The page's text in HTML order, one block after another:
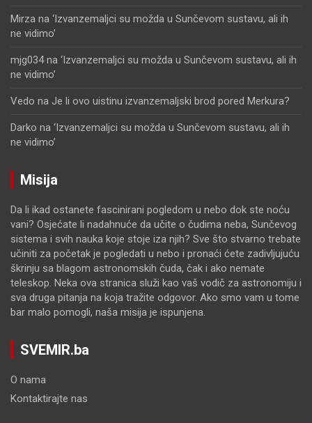
Mirza na ‘Izvanzemaljci su možda u Sunčevom sustavu, ali ih
ne vidimo’
mjg034na ‘Izvanzemaljci su možda u Sunčevom sustavu, ali ih
ne vidimo’
Vedo na Je li ovo uistinu izvanzemaljski brod pored Merkura?
Darko na ‘Izvanzemaljci su možda u Sunčevom sustavu, ali ih
ne vidimo’
Misija
Da li ikad ostanete fascinirani pogledom u nebo dok ste noću
vani? Osjećate li nadahnuće da učite o čudima neba, Sunčevog
sistema i svih nauka koje stoje iza njih? Sve što stvarno trebate
učiniti za početak je pogledati u nebo i pronaći ćete zadivljujuću
škrinju sa blagom astronomskih čuda, čak i ako nemate
teleskop. Neka ova stranica služi kao vaš vodič za astronomiju i
sva druga pitanja na koja tražite odgovor. Ako smo vam u tome
bar malo pomogli, naša misija je ispunjena.
SVEMIR.ba
O nama
Kontaktirajte nas